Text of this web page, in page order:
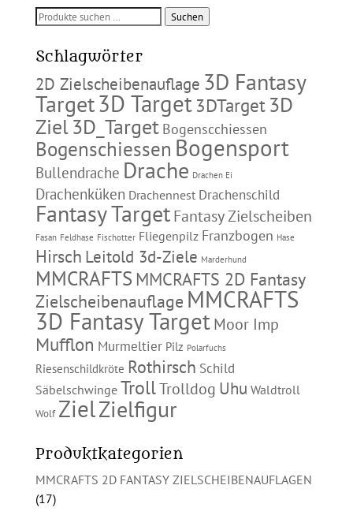
Suchen
Suchen
Schlagwörter
2D Zielscheibenauflage 3D Fantasy
Target3D Target 3DTarget 3D
Ziel3D_Target Bogenscchiessen
Bogenschiessen Bogensport
Bullendrache Drache Drachen Ei
Drachenküken Drachennest Drachenschild
Fantasy Target Fantasy Zielscheiben
Fasan Feldhase Fischotter Fliegenpilz Franzbogen Hase
Hirsch Leitold 3d-Ziele Marderhund
MMCRAFTS MMCRAFTS 2D Fantasy
Zielscheibenauflage MMCRAFTS
3D Fantasy Target Moor Imp
Mufflon Murmeltier Pilz Polarfuchs
Riesenschildkröte Rothirsch Schild
Säbelschwinge TrollTrolldog Uhu Waldtroll
Wolf ZielZielfigur
Produktkategorien
MMCRAFTS 2D FANTASY ZIELSCHEIBENAUFLAGEN
(17)